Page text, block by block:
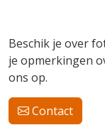
Beschik je over
je opmerkingen
ons op.
Contact